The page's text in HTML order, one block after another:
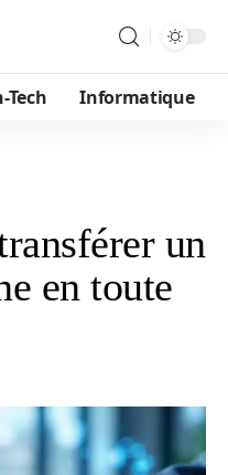
Tech Informatique
un
en toute